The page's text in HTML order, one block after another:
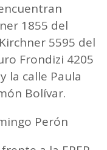
1855 del
5595 del
Frondizi 4205
la calle Paula
Bolívar.
Perón